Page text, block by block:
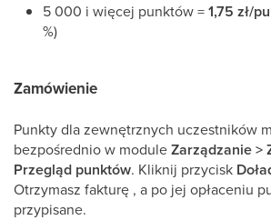
5 000 i więcej punktów =1,75 zł/
%)
Zamówienie
Punkty dla zewnętrznych uczestników
bezpośrednio w moduleZarządzanie >
Przegląd punktów. Kliknij przycisk
Otrzymasz fakturę , a po jej opłaceniu
przypisane.